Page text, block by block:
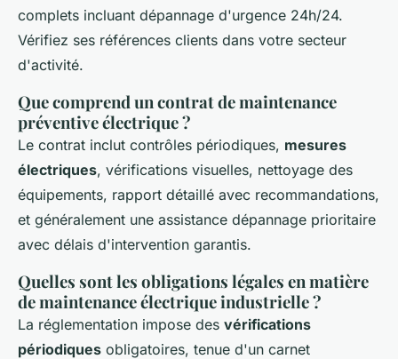
complets incluant dépannage d'urgence 24h/24.
Vérifiez ses références clients dans votre secteur
d'activité.
Que comprend un contrat de maintenance
préventive électrique ?
Le contrat inclut contrôles périodiques, mesures
électriques, vérifications visuelles, nettoyage des
équipements, rapport détaillé avec recommandations,
et généralement une assistance dépannage prioritaire
avec délais d'intervention garantis.
Quelles sont les obligations légales en matière
de maintenance électrique industrielle ?
La réglementation impose des vérifications
périodiques obligatoires, tenue d'un carnet